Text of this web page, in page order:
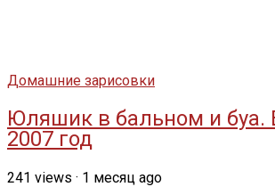
Домашние зарисовки
Юляшик в бальном и буа.
2007 год
241 views · 1 месяц ago